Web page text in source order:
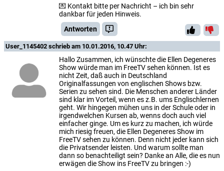
💌 Kontakt bitte per Nachricht – ich bin sehr
dankbar für jeden Hinweis.
Antworten
User_1145402 schrieb am 10.01.2016, 10.47 Uhr:
Hallo Zusammen, ich wünschte die Ellen Degeneres
Show würde man im FreeTV sehen können. Ist es
nicht Zeit, daß auch in Deutschland
Originalfassungen von englischen Shows bzw.
Serien zu sehen sind. Die Menschen anderer Länder
sind klar im Vorteil, wenn es z.B. ums Englischlernen
geht. Wir hingegen mühen uns in der Schule oder in
irgendwelchen Kursen ab, wenns doch auch viel
einfacher ginge. Um es kurz zu machen, ich würde
mich riesig freuen, die Ellen Degeneres Show im
FreeTV sehen zu können. Denn nicht jeder kann sich
die Privatsender leisten. Und warum sollte man
dann so benachteiligt sein? Danke an Alle, die es nun
erwägen die Show ins FreeTV zu bringen :-)